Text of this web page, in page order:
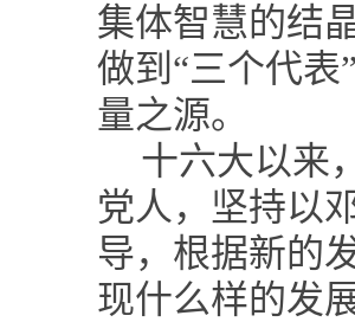
集体智慧的结
做到“三个代
量之源。
十六大以来
党人，坚持以
导，根据新的
现什么样的发